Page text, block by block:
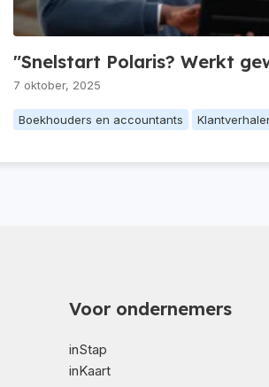
"Snelstart Polaris? Werkt
7 oktober, 2025
Boekhouders en accountants
Voor ondernemers
inStap
inKaart